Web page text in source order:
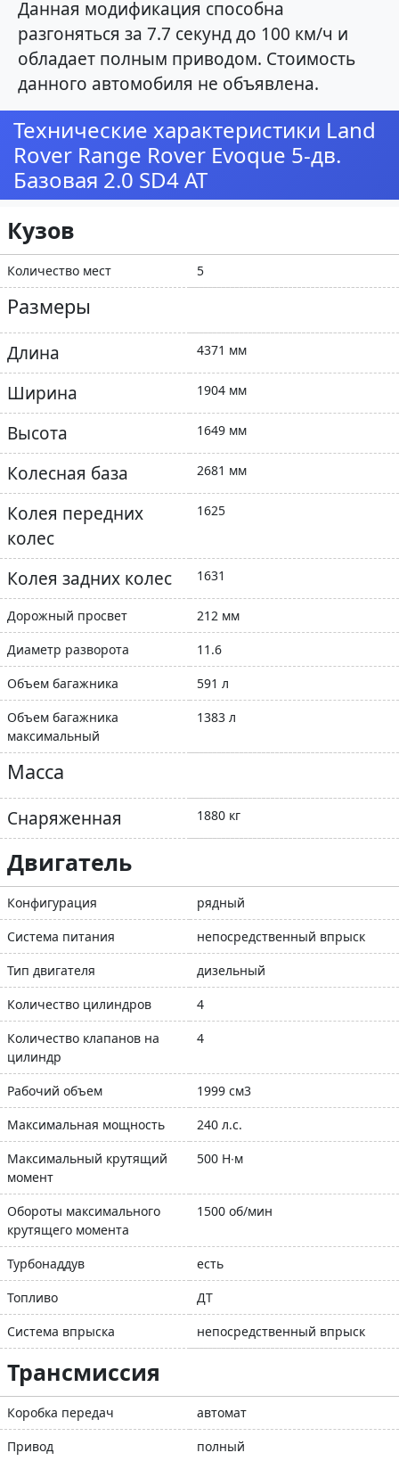
Данная модификация способна
разгоняться за 7.7 секунд до 100 км/ч и
обладает полным приводом. Стоимость
данного автомобиля не объявлена.
Технические характеристики Land
Rover Range Rover Evoque 5-дв.
Базовая 2.0 SD4 AT
Кузов
Количество мест 5
Размеры
Длина 4371 мм
Ширина 1904 мм
Высота 1649 мм
Колесная база 2681 мм
Колея передних
колес
1625
Колея задних колес 1631
Дорожный просвет
212 мм
Диаметр разворота
11.6
Объем багажника
591 л
Объем багажника
максимальный
1383 л
Масса
Снаряженная 1880 кг
Двигатель
Конфигурация
рядный
Система питания
непосредственный впрыск
Тип двигателя
дизельный
Количество цилиндров
4
Количество клапанов на
цилиндр
4
Рабочий объем
1999 см3
Максимальная мощность
240 л.с.
Максимальный крутящий
момент
500 Н∙м
Обороты максимального
крутящего момента
1500 об/мин
Турбонаддув
есть
Топливо
ДТ
Система впрыска
непосредственный впрыск
Трансмиссия
Коробка передач
автомат
Привод
полный